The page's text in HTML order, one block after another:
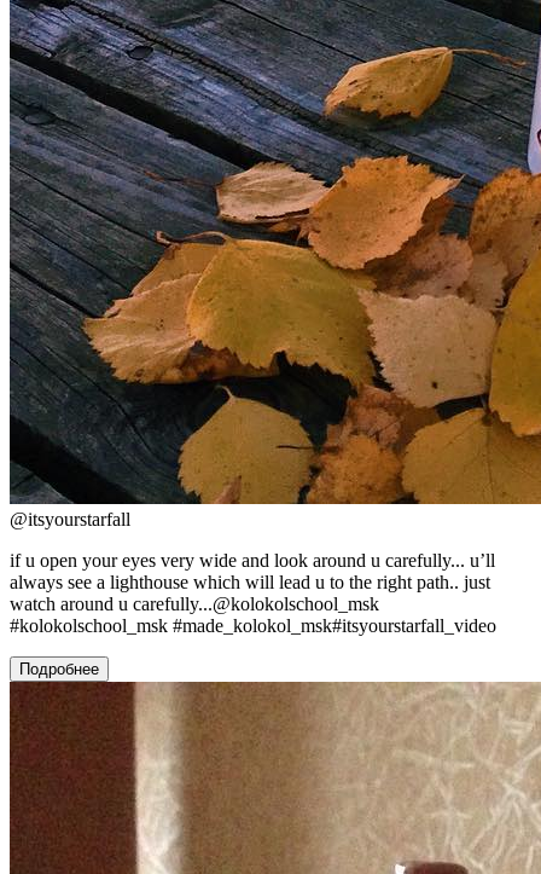
@itsyourstarfall
if u open your eyes very wide and look around u carefully... u’ll
always see a lighthouse which will lead u to the right path.. just
watch around u carefully...@kolokolschool_msk
#kolokolschool_msk #made_kolokol_msk#itsyourstarfall_video
Подробнее